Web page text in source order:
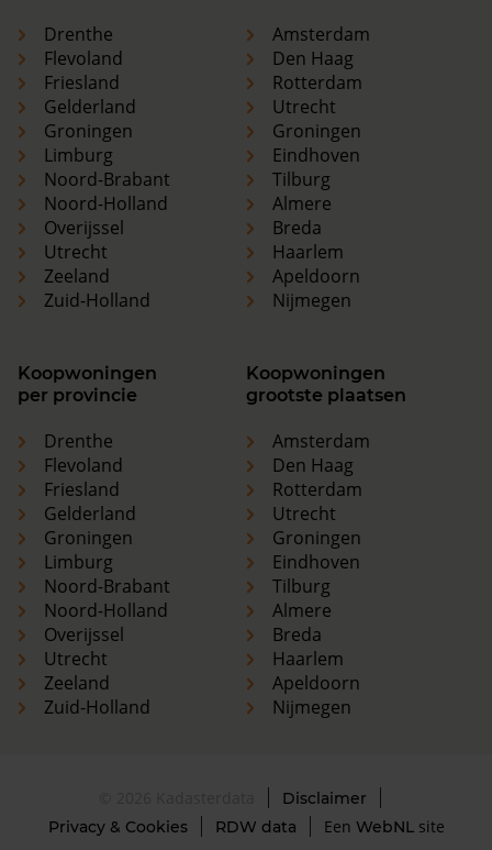
Drenthe
Flevoland
Friesland
Gelderland
Groningen
Limburg
Noord-Brabant
Noord-Holland
Overijssel
Utrecht
Zeeland
Zuid-Holland
Amsterdam
Den Haag
Rotterdam
Utrecht
Groningen
Eindhoven
Tilburg
Almere
Breda
Haarlem
Apeldoorn
Nijmegen
Koopwoningen
per provincie
Drenthe
Flevoland
Friesland
Gelderland
Groningen
Limburg
Noord-Brabant
Noord-Holland
Overijssel
Utrecht
Zeeland
Zuid-Holland
Koopwoningen
grootste plaatsen
Amsterdam
Den Haag
Rotterdam
Utrecht
Groningen
Eindhoven
Tilburg
Almere
Breda
Haarlem
Apeldoorn
Nijmegen
Disclaimer
Privacy & Cookies
RDW data Een WebNLsite